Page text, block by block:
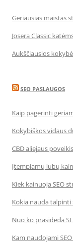
Geriausias maistas
Josera Classic
Aukščiausios
SEO PASLAUGOS
Kaip pagerinti
Kokybiškos vidaus
CBD aliejaus
Įtempiamų lubų
Kiek kainuoja SEO
Kokia nauda
Nuo ko prasideda
Kam naudojami